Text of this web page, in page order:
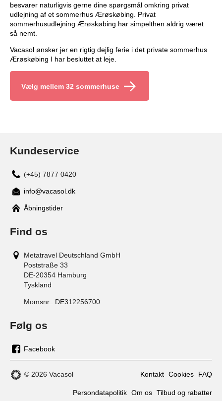
besvarer naturligvis gerne dine spørgsmål omkring privat
udlejning af et sommerhus Ærøskøbing. Privat
sommerhusudlejning Ærøskøbing har simpelthen aldrig været
så nemt.
Vacasol ønsker jer en rigtig dejlig ferie i det private sommerhus
Ærøskøbing I har besluttet at leje.
Vælg mellem 32 sommerhuse
Kundeservice
(+45) 7877 0420
info@vacasol.dk
Åbningstider
Find os
Metatravel Deutschland GmbH
Poststraße 33
DE-20354 Hamburg
Tyskland
Momsnr.: DE312256700
Følg os
os
på
Facebook
© 2026 Vacasol Kontakt Cookies FAQ
Persondatapolitik Om os Tilbud og rabatter